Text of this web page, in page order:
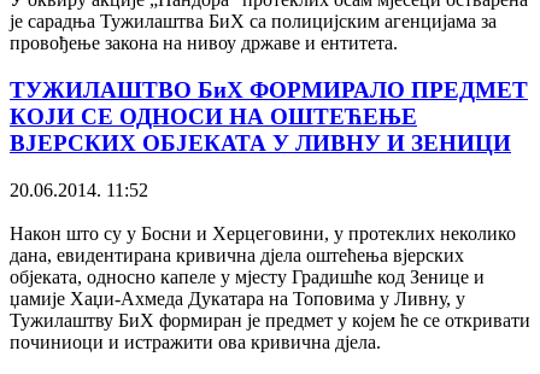
је сарадња Тужилаштва БиХ са полицијским агенцијама за
провођење закона на нивоу државе и ентитета.
ТУЖИЛАШТВО БиХ ФОРМИРАЛО ПРЕДМЕТ
КОЈИ СЕ ОДНОСИ НА ОШТЕЋЕЊЕ
ВЈЕРСКИХ ОБЈЕКАТА У ЛИВНУ И ЗЕНИЦИ
20.06.2014. 11:52
Након што су у Босни и Херцеговини, у протеклих неколико
дана, евидентирана кривична дјела оштећења вјерских
објеката, односно капеле у мјесту Градишће код Зенице и
џамије Хаџи-Ахмеда Дукатара на Топовима у Ливну, у
Тужилаштву БиХ формиран је предмет у којем ће се откривати
починиоци и истражити ова кривична дјела.